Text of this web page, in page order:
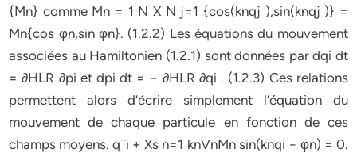
{Mn} comme Mn = 1 N X N j=1 {cos(knqj ),sin(knqj )} =
Mn{cos φn,sin φn}. (1.2.2) Les équations du mouvement
associées au Hamiltonien (1.2.1) sont données par dqi dt
= ∂HLR ∂pi et dpi dt = − ∂HLR ∂qi . (1.2.3) Ces relations
permettent alors d’écrire simplement l’équation du
mouvement de chaque particule en fonction de ces
champs moyens. q¨i + Xs n=1 knVnMn sin(knqi − φn) = 0.